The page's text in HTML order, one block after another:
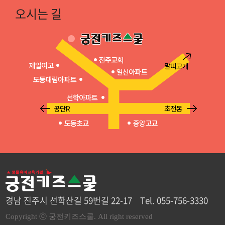
오시는 길
경남 진주시 선학산길 59번길 22-17 Tel. 055-756-3330
Copyright ⓒ 궁전키즈스쿨. All right reserved